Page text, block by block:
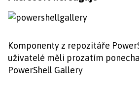
Komponenty z repozitáře
uživatelé měli prozatím
PowerShell Gallery